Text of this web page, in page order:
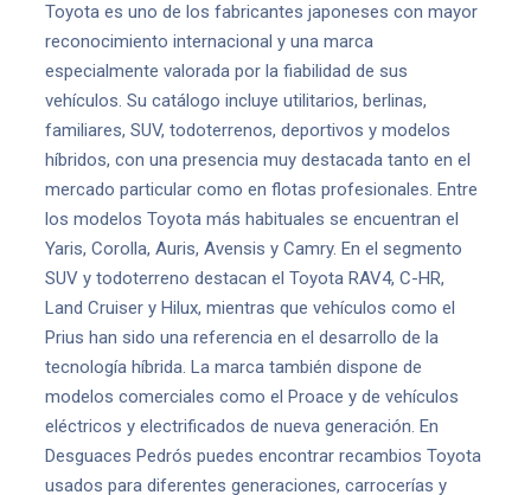
Toyota es uno de los fabricantes japoneses con mayor
reconocimiento internacional y una marca
especialmente valorada por la fiabilidad de sus
vehículos. Su catálogo incluye utilitarios, berlinas,
familiares, SUV, todoterrenos, deportivos y modelos
híbridos, con una presencia muy destacada tanto en el
mercado particular como en flotas profesionales. Entre
los modelos Toyota más habituales se encuentran el
Yaris, Corolla, Auris, Avensis y Camry. En el segmento
SUV y todoterreno destacan el Toyota RAV4, C-HR,
Land Cruiser y Hilux, mientras que vehículos como el
Prius han sido una referencia en el desarrollo de la
tecnología híbrida. La marca también dispone de
modelos comerciales como el Proace y de vehículos
eléctricos y electrificados de nueva generación. En
Desguaces Pedrós puedes encontrar recambios Toyota
usados para diferentes generaciones, carrocerías y